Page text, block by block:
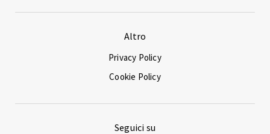
Altro
Privacy Policy
Cookie Policy
Seguici su